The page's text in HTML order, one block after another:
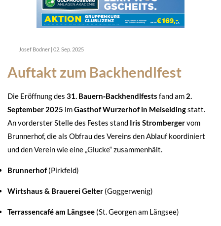
Josef Bodner | 02. Sep. 2025
Auftakt zum Backhendlfest
Die Eröffnung des 31. Bauern‑Backhendlfests fand am 2.
September 2025 imGasthof Wurzerhof in Meiseldingstatt.
An vorderster Stelle des Festes stand Iris Strombergervom
Brunnerhof, die als Obfrau des Vereins den Ablauf koordiniert
und den Verein wie eine „Glucke“ zusammenhält.
Brunnerhof(Pirkfeld)
Wirtshaus & Brauerei Gelter (Goggerwenig)
Terrassencafé am Längsee (St. Georgen am Längsee)